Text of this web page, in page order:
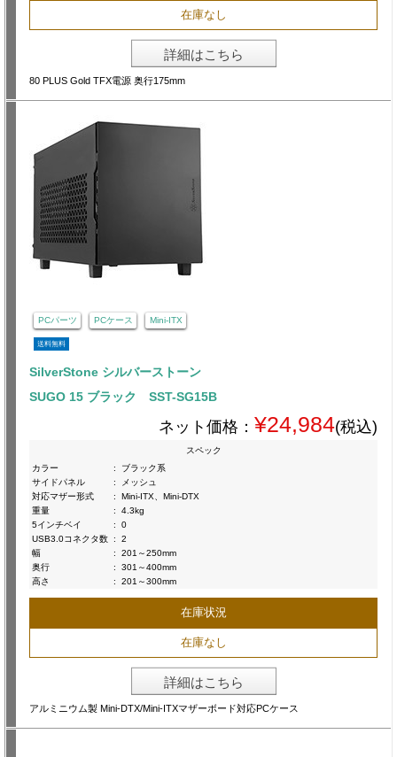
在庫なし
詳細はこちら
80 PLUS Gold TFX電源 奥行175mm
PCパーツ PCケース Mini-ITX
送料無料
SilverStone シルバーストーン
SUGO 15 ブラック SST-SG15B
ネット価格： ¥24,984(税込)
スペック
カラー
:
ブラック系
サイドパネル
:
メッシュ
対応マザー形式
:
Mini-ITX、Mini-DTX
重量
:
4.3kg
5インチベイ
:
0
USB3.0コネクタ数 :
2
幅
:
201～250mm
奥行
:
301～400mm
高さ
: 201～300mm
在庫状況
在庫なし
詳細はこちら
アルミニウム製 Mini-DTX/Mini-ITXマザーボード対応PCケース